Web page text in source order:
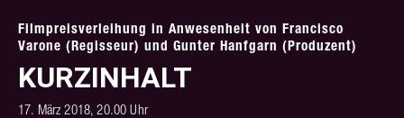
Filmpreisverleihung in Anwesenheit von Francisco
Varone (Regisseur) und Gunter Hanfgarn (Produzent)
KURZINHALT
17. März 2018, 20.00 Uhr